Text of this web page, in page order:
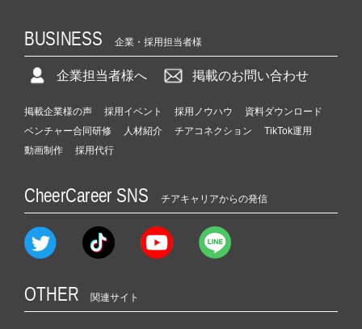
BUSINESS 企業・採用担当者様
企業担当者様へ 掲載のお問い合わせ
掲載企業様の声 採用イベント 採用ノウハウ
資料ダウンロード
ベンチャー合同研修
人材紹介 チアコネクション
TikTok運用
動画制作
採用代行
CheerCareer SNS チアキャリアからの発信
OTHER 関連サイト